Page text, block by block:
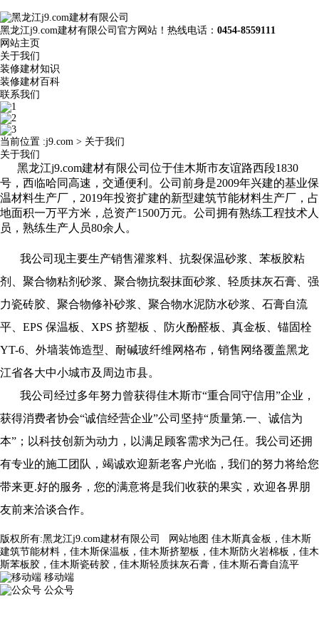
黑龙江j9.com建材有限公司官方网站！热线电话： 0454-8559111
网站主页
关于我们
装修建材知识
装修建材百科
联系我们
当前位置 :j9.com > 关于我们
关于我们
黑龙江j9.com建材有限公司 位于佳木斯市友谊路西段1830
号，西临哈同高速，交通便利。公司前身是2009年兴建的基业保
温材料生产厂，2019年投资扩建的新型建筑节能材料生产厂，占
地面积一万平方米，总资产1500万元。公司拥有熟练工程技术人
员，熟练生产人员80余人。
我公司现主要生产销售灌浆料、抗裂保温砂浆、苯板胶粘
剂、聚合物粘剂砂浆、聚合物抗裂抹面砂浆、轻质抹灰石膏、强
力瓷砖胶、聚合物修补砂浆、聚合物水泥防水砂浆、石膏自流
平、EPS 保温板、XPS 挤塑板 、防火酚醛板、真金板、锚固栓
YT-6、外墙装饰造型、耐碱玻纤维网格布，销售网络覆盖黑龙
江省各大中小城市及周边市县。
我公司经过多年努力曾获得佳木斯市“重合同守信用”企业，
获得消费者协会“诚信经营企业”公司坚持“质量第.一、诚信为
本”；以科技创新为动力，以满足顾客需求为己任。我公司还拥
有专业的施工团队，竭诚欢迎新老客户光临，我们的努力将给您
带来更.好的服务，您的满意将是我们收获的果实，欢迎各界朋
友前来洽谈合作。
版权所有:黑龙江j9.com建材有限公司 网站地图 佳木斯真金板，佳木斯
建筑节能材料，佳木斯保温板，佳木斯挤塑板，佳木斯防火岩棉板，佳木
斯苯板胶，佳木斯瓷砖胶，佳木斯轻质抹灰石膏，佳木斯石膏自流平
移动端
公众号